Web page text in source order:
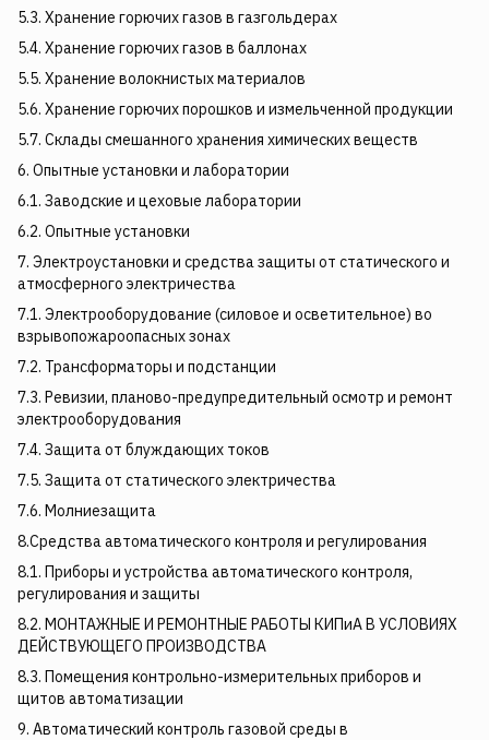
5.3. Хранение горючих газов в газгольдерах
5.4. Хранение горючих газов в баллонах
5.5. Хранение волокнистых материалов
5.6. Хранение горючих порошков и измельченной продукции
5.7. Склады смешанного хранения химических веществ
6. Опытные установки и лаборатории
6.1. Заводские и цеховые лаборатории
6.2. Опытные установки
7. Электроустановки и средства защиты от статического и
атмосферного электричества
7.1. Электрооборудование (силовое и осветительное) во
взрывопожароопасных зонах
7.2. Трансформаторы и подстанции
7.3. Ревизии, планово-предупредительный осмотр и ремонт
электрооборудования
7.4. Защита от блуждающих токов
7.5. Защита от статического электричества
7.6. Молниезащита
8.Средства автоматического контроля и регулирования
8.1. Приборы и устройства автоматического контроля,
регулирования и защиты
8.2. МОНТАЖНЫЕ И РЕМОНТНЫЕ РАБОТЫ КИПиА В УСЛОВИЯХ
ДЕЙСТВУЮЩЕГО ПРОИЗВОДСТВА
8.3. Помещения контрольно-измерительных приборов и
щитов автоматизации
9. Автоматический контроль газовой среды в